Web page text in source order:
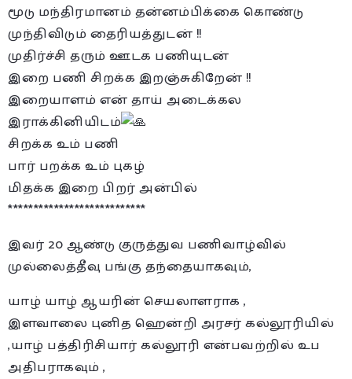
மூடு மந்திரமானம் தன்னம்பிக்கை கொண்டு
முந்திவிடும் தைரியத்துடன் !!
முதிர்ச்சி தரும் ஊடக பணியுடன்
இறை பணி சிறக்க இறஞ்சுகிறேன் !!
இறையாளம் என் தாய் அடைக்கல
இராக்கினியிடம்
சிறக்க உம் பணி
பார் பறக்க உம் புகழ்
மிதக்க இறை பிறர் அன்பில்
***************************
இவர் 20 ஆண்டு குருத்துவ பணிவாழ்வில்
முல்லைத்தீவு பங்கு தந்தையாகவும்,
யாழ் யாழ் ஆயரின் செயலாளராக ,
இளவாலை புனித ஹென்றி அரசர் கல்லூரியில்
,யாழ் பத்திரிசியார் கல்லூரி என்பவற்றில் உப
அதிபராகவும் ,